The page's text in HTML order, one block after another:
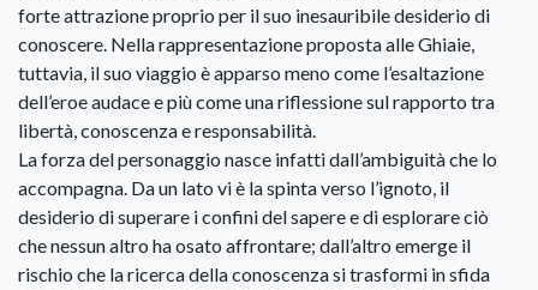
forte attrazione proprio per il suo inesauribile desiderio di
conoscere. Nella rappresentazione proposta alle Ghiaie,
tuttavia, il suo viaggio è apparso meno come l’esaltazione
dell’eroe audace e più come una riflessione sul rapporto tra
libertà, conoscenza e responsabilità.
La forza del personaggio nasce infatti dall’ambiguità che lo
accompagna. Da un lato vi è la spinta verso l’ignoto, il
desiderio di superare i confini del sapere e di esplorare ciò
che nessun altro ha osato affrontare; dall’altro emerge il
rischio che la ricerca della conoscenza si trasformi in sfida